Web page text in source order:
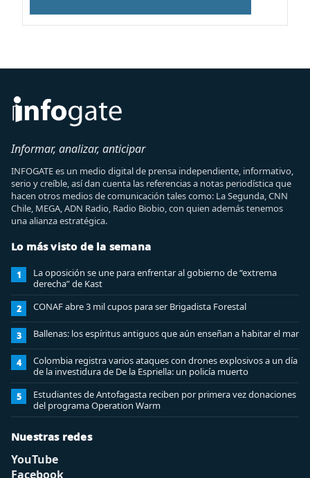
Informar, analizar, anticipar
INFOGATE es un medio digital de prensa independiente, informativo,
serio y creíble, así dan cuenta las referencias a notas periodística que
hacen otros medios de comunicación tales como: La Segunda, CNN
Chile, MEGA, ADN Radio, Radio Biobio, con quien además tenemos
una alianza estratégica.
Lo más visto de la semana
1
La oposición se une para enfrentar al gobierno de “extrema
derecha” de Kast
2 CONAF abre 3 mil cupos para ser Brigadista Forestal
3 Ballenas: los espíritus antiguos que aún enseñan a habitar el mar
4
Colombia registra varios ataques con drones explosivos a un día
de la investidura de De la Espriella: un policía muerto
5
Estudiantes de Antofagasta reciben por primera vez donaciones
del programa Operation Warm
Nuestras redes
YouTube
Facebook